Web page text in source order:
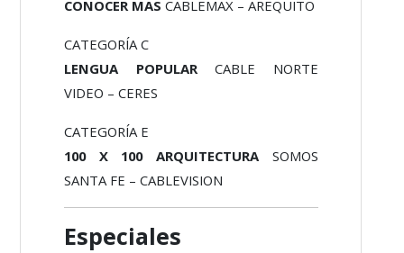
CONOCER MAS CABLEMAX – AREQUITO
CATEGORÍA C
LENGUA POPULARCABLE NORTE
VIDEO – CERES
CATEGORÍA E
100 X 100 ARQUITECTURA SOMOS
SANTA FE – CABLEVISION
Especiales